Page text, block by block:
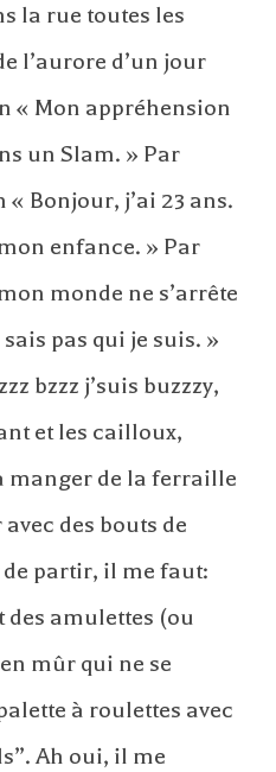
la rue toutes les
l’aurore d’un jour
« Mon appréhension
un Slam. » Par
Bonjour, j’ai 23 ans.
enfance. » Par
monde ne s’arrête
pas qui je suis. »
bzzz j’suis buzzzy,
et les cailloux,
manger de la ferraille
des bouts de
partir, il me faut:
des amulettes (ou
mûr qui ne se
à roulettes avec
Ah oui, il me